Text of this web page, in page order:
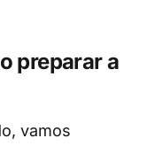
preparar a
vamos